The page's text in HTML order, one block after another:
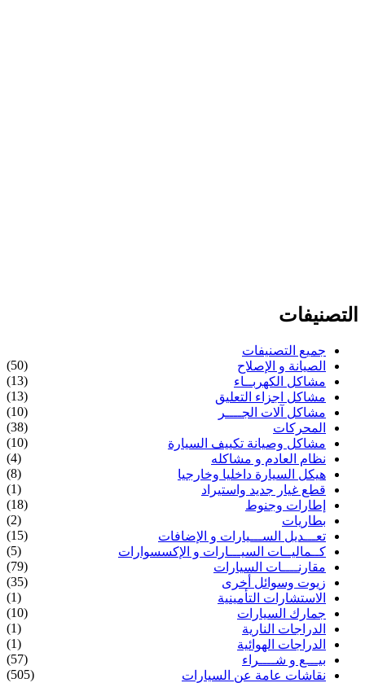
التصنيفات
جميع التصنيفات
الصيانة و الإصلاح
(50)
مشاكل الكهربــاء
(13)
مشاكل اجزاء التعليق
(13)
مشاكل آلات الجــــر
(10)
المحركات
(38)
مشاكل وصيانة تكييف السيارة
(10)
نظام العادم و مشاكله
(4)
هيكل السيارة داخليا وخارجيا
(8)
قطع غيار جديد واستيراد
(1)
إطارات وجنوط
(18)
بطاريات
(2)
تعـــديل الســـيارات و الإضافات
(15)
كــماليــات السيـــارات و الإكسسوارات
(5)
مقارنــــات السيارات
(79)
زيوت وسوائل أخرى
(35)
الاستشارات التأمينية
(1)
جمارك السيارات
(10)
الدراجات النارية
(1)
الدراجات الهوائية
(1)
بيـــع و شــــراء
(57)
نقاشات عامة عن السيارات
(505)